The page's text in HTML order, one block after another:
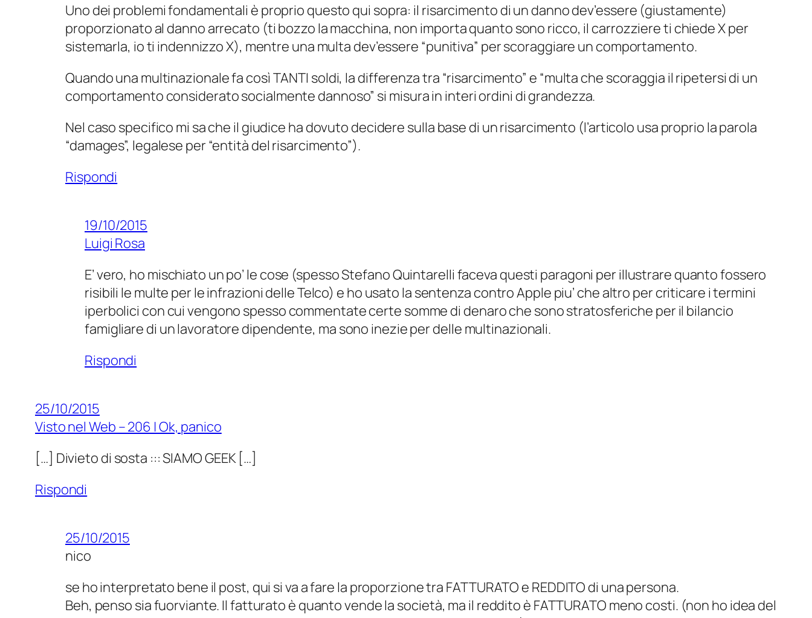
Uno dei problemi fondamentali è proprio questo qui sopra: il risarcimento di un danno dev’essere (giustamente)
proporzionato al danno arrecato (ti bozzo la macchina, non importa quanto sono ricco, il carrozziere ti chiede X per
sistemarla, io ti indennizzo X), mentre una multa dev’essere “punitiva” per scoraggiare un comportamento.
Quando una multinazionale fa così TANTI soldi, la differenza tra “risarcimento” e “multa che scoraggia il ripetersi di un
comportamento considerato socialmente dannoso” si misura in interi ordini di grandezza.
Nel caso specifico mi sa che il giudice ha dovuto decidere sulla base di un risarcimento (l’articolo usa proprio la parola
“damages”, legalese per “entità del risarcimento”).
Rispondi
19/10/2015
Luigi Rosa
E’ vero, ho mischiato un po’ le cose (spesso Stefano Quintarelli faceva questi paragoni per illustrare quanto fossero
risibili le multe per le infrazioni delle Telco) e ho usato la sentenza contro Apple piu’ che altro per criticare i termini
iperbolici con cui vengono spesso commentate certe somme di denaro che sono stratosferiche per il bilancio
famigliare di un lavoratore dipendente, ma sono inezie per delle multinazionali.
Rispondi
25/10/2015
Visto nel Web – 206 | Ok, panico
[…] Divieto di sosta ::: SIAMO GEEK […]
Rispondi
25/10/2015
nico
se ho interpretato bene il post, qui si va a fare la proporzione tra FATTURATO e REDDITO di una persona.
Beh, penso sia fuorviante. Il fatturato è quanto vende la società, ma il reddito è FATTURATO meno costi. (non ho idea del